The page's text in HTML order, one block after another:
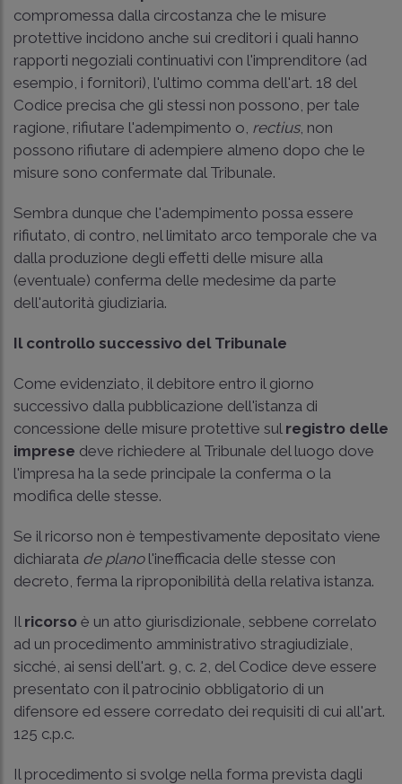
compromessa dalla circostanza che le misure
protettive incidono anche sui creditori i quali hanno
rapporti negoziali continuativi con l'imprenditore (ad
esempio, i fornitori), l'ultimo comma dell'art. 18 del
Codice precisa che gli stessi non possono, per tale
ragione, rifiutare l'adempimento o, rectius, non
possono rifiutare di adempiere almeno dopo che le
misure sono confermate dal Tribunale.
Sembra dunque che l'adempimento possa essere
rifiutato, di contro, nel limitato arco temporale che va
dalla produzione degli effetti delle misure alla
(eventuale) conferma delle medesime da parte
dell'autorità giudiziaria.
Il controllo successivo del Tribunale
Come evidenziato, il debitore entro il giorno
successivo dalla pubblicazione dell'istanza di
concessione delle misure protettive sul registro delle
imprese deve richiedere al Tribunale del luogo dove
l'impresa ha la sede principale la conferma o la
modifica delle stesse.
Se il ricorso non è tempestivamente depositato viene
dichiarata de planol'inefficacia delle stesse con
decreto, ferma la riproponibilità della relativa istanza.
Il ricorso è un atto giurisdizionale, sebbene correlato
ad un procedimento amministrativo stragiudiziale,
sicché, ai sensi dell'art. 9, c. 2, del Codice deve essere
presentato con il patrocinio obbligatorio di un
difensore ed essere corredato dei requisiti di cui all'art.
125 c.p.c.
Il procedimento si svolge nella forma prevista dagli